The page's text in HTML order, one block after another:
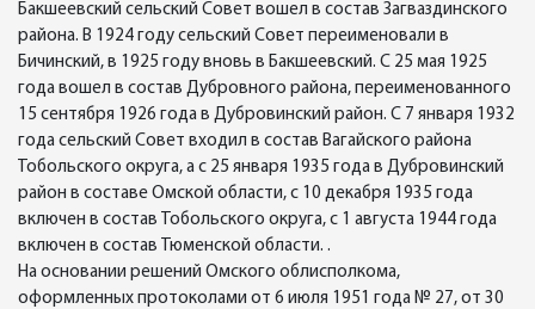
Бакшеевский сельский Совет вошел в состав Загваздинского
района. В 1924 году сельский Совет переименовали в
Бичинский, в 1925 году вновь в Бакшеевский. С 25 мая 1925
года вошел в состав Дубровного района, переименованного
15 сентября 1926 года в Дубровинский район. С 7 января 1932
года сельский Совет входил в состав Вагайского района
Тобольского округа, а с 25 января 1935 года в Дубровинский
район в составе Омской области, с 10 декабря 1935 года
включен в состав Тобольского округа, с 1 августа 1944 года
включен в состав Тюменской области. .
На основании решений Омского облисполкома,
оформленных протоколами от 6 июля 1951 года № 27, от 30